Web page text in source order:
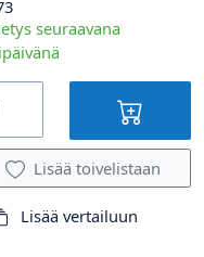
seuraavana
Lisää toivelistaan
Lisää vertailuun